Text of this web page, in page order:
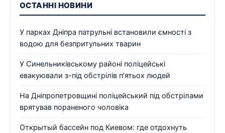
ОСТАННІ НОВИНИ
У парках Дніпра патрульні встановили ємності з
водою для безпритульних тварин
У Синельниківському районі поліцейські
евакуювали з-під обстрілів п’ятьох людей
На Дніпропетровщині поліцейський під обстрілами
врятував пораненого чоловіка
Открытый бассейн под Киевом: где отдохнуть